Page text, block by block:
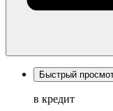
Быстрый
в кредит